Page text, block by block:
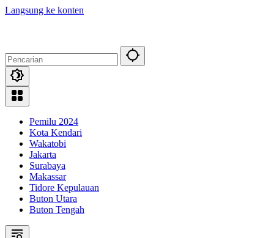
Langsung ke konten
Pemilu 2024
Kota Kendari
Wakatobi
Jakarta
Surabaya
Makassar
Tidore Kepulauan
Buton Utara
Buton Tengah